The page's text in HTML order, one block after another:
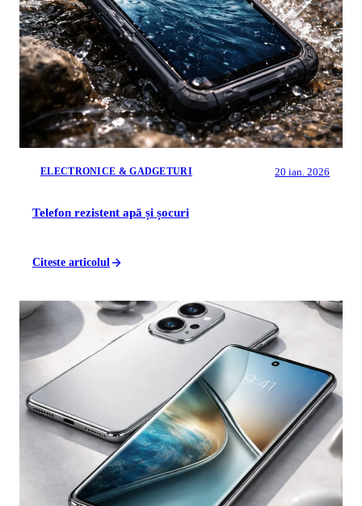
ELECTRONICE & GADGETURI 20 ian. 2026
Telefon rezistent apă și șocuri
Citeste articolul